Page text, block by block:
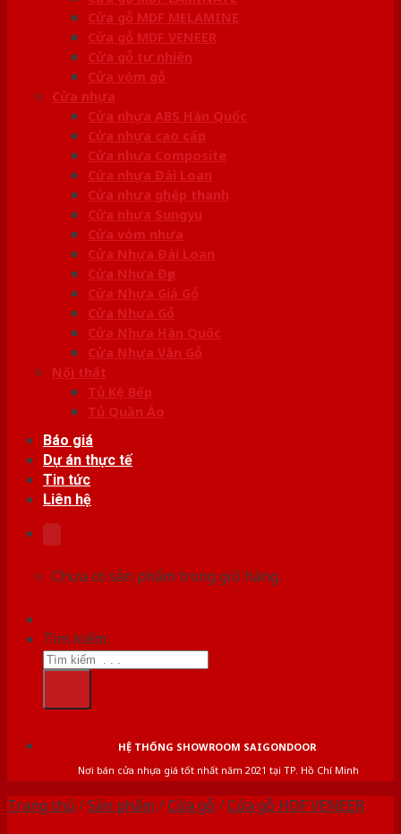
Cửa gỗ MDF MELAMINE
Cửa gỗ MDF VENEER
Cửa gỗ tự nhiên
Cửa vòm gỗ
Cửa nhựa
Cửa nhựa ABS Hàn Quốc
Cửa nhựa cao cấp
Cửa nhựa Composite
Cửa nhựa Đài Loan
Cửa nhựa ghép thanh
Cửa nhựa Sungyu
Cửa vòm nhựa
Cửa Nhựa Đài Loan
Cửa Nhựa Đẹp
Cửa Nhựa Giả Gỗ
Cửa Nhựa Gỗ
Cửa Nhựa Hàn Quốc
Cửa Nhựa Vân Gỗ
Nội thất
Tủ Kệ Bếp
Tủ Quần Áo
Báo giá
Dự án thực tế
Tin tức
Liên hệ
Chưa có sản phẩm trong giỏ hàng.
Tìm kiếm:
HỆ THỐNG SHOWROOM SAIGONDOOR
Nơi bán cửa nhựa giá tốt nhất năm 2021 tại TP. Hồ Chí Minh
Trang chủ /Sản phẩm /Cửa gỗ /Cửa gỗ HDF VENEER